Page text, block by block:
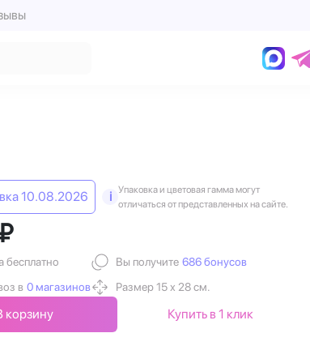
10.08.2026 i
Упаковка и цветовая гамма могут
отличаться от представленных на сайте.
бесплатно
в 0 магазинов
Вы получите 686 бонусов
Размер 15 х 28 см.
корзину Купить в 1 клик